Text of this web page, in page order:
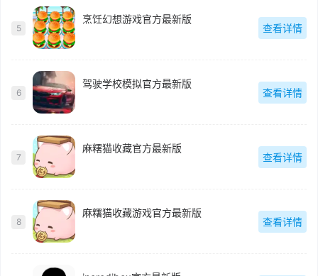
5
烹饪幻想游戏官方最新版
查看详情
6
驾驶学校模拟官方最新版
查看详情
7
麻糬猫收藏官方最新版
查看详情
8
麻糬猫收藏游戏官方最新版
查看详情